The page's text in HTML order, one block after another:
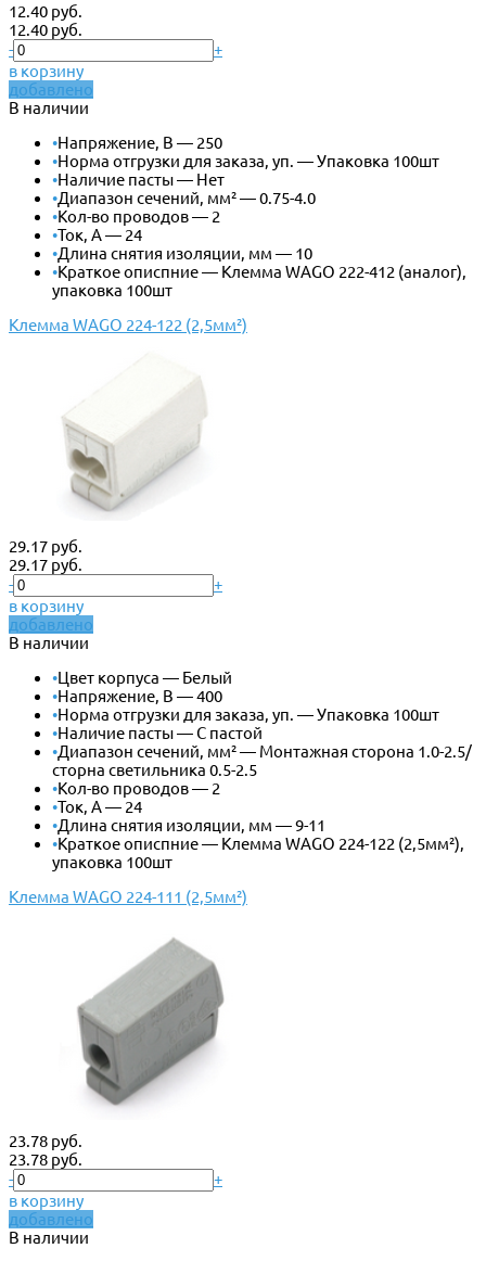
12.40 руб.
12.40 руб.
-
+
в корзину
добавлено
В наличии
•Напряжение, В — 250
•Норма отгрузки для заказа, уп. — Упаковка 100шт
•Наличие пасты — Нет
•Диапазон сечений, мм² — 0.75-4.0
•Кол-во проводов — 2
•Ток, А — 24
•Длина снятия изоляции, мм — 10
•Краткое описпние — Клемма WAGO 222-412 (аналог),
упаковка 100шт
Клемма WAGO 224-122 (2,5мм²)
29.17 руб.
29.17 руб.
-
+
в корзину
добавлено
В наличии
•Цвет корпуса — Белый
•Напряжение, В — 400
•Норма отгрузки для заказа, уп. — Упаковка 100шт
•Наличие пасты — С пастой
•Диапазон сечений, мм² — Монтажная сторона 1.0-2.5/
сторна светильника 0.5-2.5
•Кол-во проводов — 2
•Ток, А — 24
•Длина снятия изоляции, мм — 9-11
•Краткое описпние — Клемма WAGO 224-122 (2,5мм²),
упаковка 100шт
Клемма WAGO 224-111 (2,5мм²)
23.78 руб.
23.78 руб.
-
+
в корзину
добавлено
В наличии